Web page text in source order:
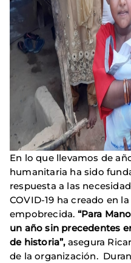
En lo que llevamos de
humanitaria ha sido
respuesta a las
COVID-19 ha creado en
empobrecida. “Para
un año sin precedentes
de historia”, asegura
de la organización.